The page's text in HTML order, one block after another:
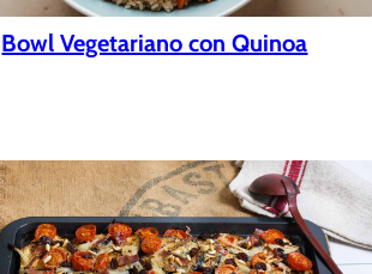
Bowl Vegetariano con Quinoa